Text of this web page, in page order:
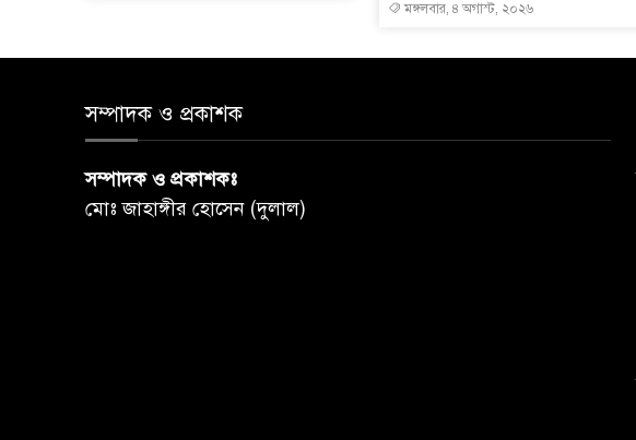
মঙ্গলবার, ৪ অগাস্ট, ২০২৬
সম্পাদক ও প্রকাশক
সম্পাদক ও প্রকাশকঃ
মোঃ জাহাঙ্গীর হোসেন (দুলাল)